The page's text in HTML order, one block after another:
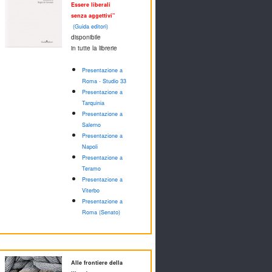
Essere liberali
senza aggettivi"
(Guida editori)
disponibile
in tutte la librerie
Presentazione a
Roma - Studio 33
Presentazione a
Tarquinia
Presentazione a
Salerno
Presentazione a
Napoli
Presentazione a
Teramo
Presentazione a
Viterbo
Presentazione a
Roma (Senato)
Alle frontiere della